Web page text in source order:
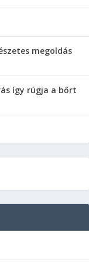
megoldás
így rúgja a bőrt